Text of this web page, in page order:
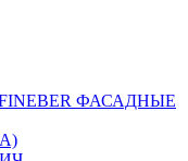
ФАСАДНЫЕ